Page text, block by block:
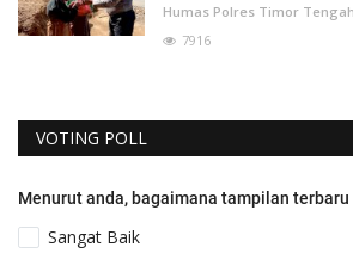
Humas Polres Timor
7916
VOTING POLL
Menurut anda, bagaimana tampilan terbaru
Sangat Baik